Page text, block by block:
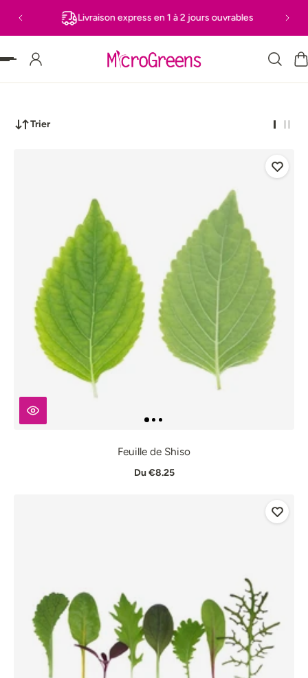
AU CONTENU
Livraison express en 1 à 2 jours ouvrables
Trier
Feuille de Shiso
Du €8.25